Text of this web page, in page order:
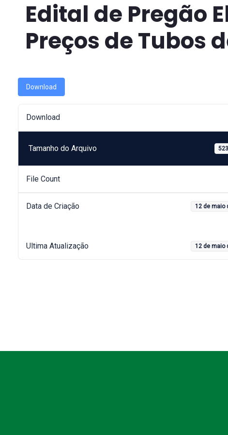
Edital de Pregão
Preços de Tubos
Download
Download
Tamanho do Arquivo
File Count
Data de Criação 12 de maio
Ultima Atualização 12 de maio